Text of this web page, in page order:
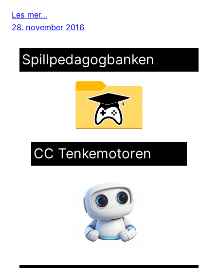
Les mer…
28. november 2016
Spillpedagogbanken
CC Tenkemotoren